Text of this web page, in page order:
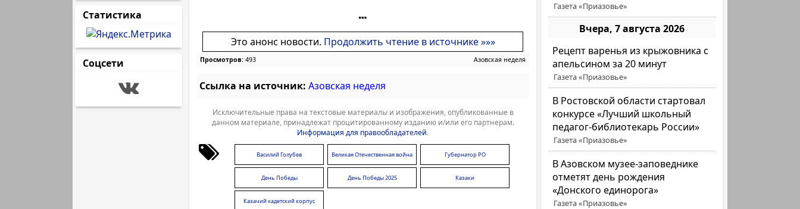
Статистика
Соцсети
Газета «Приазовье»
Вчера, 7 августа 2026
Рецепт варенья из крыжовника с
апельсином за 20 минут
Газета «Приазовье»
В Ростовской области стартовал
конкурсе «Лучший школьный
педагог-библиотекарь России»
Газета «Приазовье»
В Азовском музее-заповеднике
отметят день рождения
«Донского единорога»
Газета «Приазовье»
Это анонс новости. Продолжить чтение в источнике »»»
Просмотров: 493 Азовская неделя
Ссылка на источник: Азовская неделя
Исключительные права на текстовые материалы и изображения, опубликованные в
данном материале, принадлежат процитированному изданию и/или его партнерам.
Информация для правообладателей.
Василий Голубев Великая Отечественная война Губернатор РО
День Победы День Победы 2025 Казаки
Казачий кадетский корпус